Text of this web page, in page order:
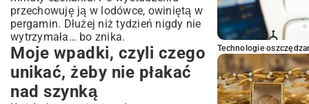
przechowuję ją w lodówce, owiniętą w
pergamin. Dłużej niż tydzień nigdy nie
wytrzymała… bo znika.
Moje wpadki, czyli czego
unikać, żeby nie płakać
nad szynką
Technologie